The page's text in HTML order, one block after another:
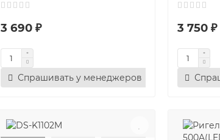
3 690 ₽
Спрашивать у менеджеров
3 750 ₽